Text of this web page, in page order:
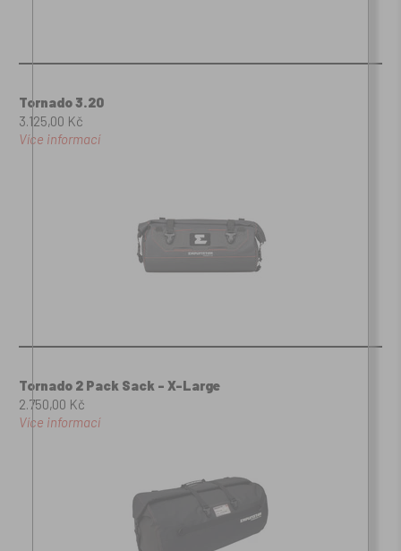
Tornado 3.20
3.125,00 Kč
Více informací
Tornado 2 Pack Sack - X-Large
2.750,00 Kč
Více informací